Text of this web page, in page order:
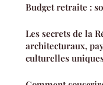
Budget retraite :
Les secrets de la
architecturaux,
culturelles